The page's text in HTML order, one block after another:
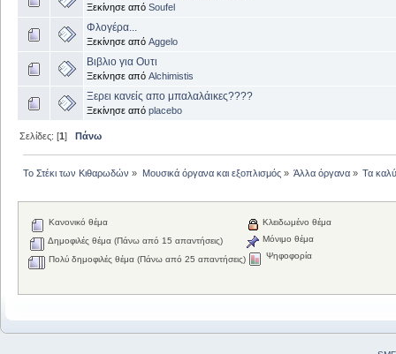
Ξεκίνησε από Soufel
Φλογέρα...
Ξεκίνησε από Aggelo
Βιβλιο για Ουτι
Ξεκίνησε από Alchimistis
Ξερει κανείς απο μπαλαλάικες????
Ξεκίνησε από placebo
Σελίδες: [1]Πάνω
Το Στέκι των Κιθαρωδών » Μουσικά όργανα και εξοπλισμός» Άλλα όργανα» Τα
Κανονικό θέμα
Δημοφιλές θέμα (Πάνω από 15 απαντήσεις)
Πολύ δημοφιλές θέμα (Πάνω από 25 απαντήσεις)
Κλειδωμένο θέμα
Μόνιμο θέμα
Ψηφοφορία